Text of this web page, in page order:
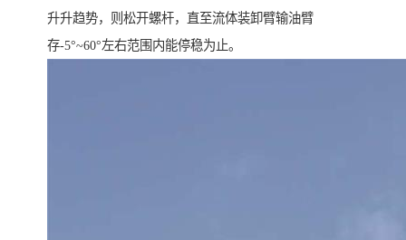
升升趋势，则松开螺杆，直至流体装卸臂输油臂
存-5°~60°左右范围内能停稳为止。